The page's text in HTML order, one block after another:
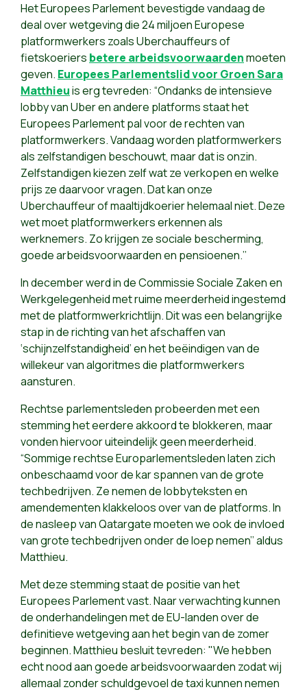
Het Europees Parlement bevestigde vandaag de
deal over wetgeving die 24 miljoen Europese
platformwerkers zoals Uberchauffeurs of
fietskoeriers betere arbeidsvoorwaardenmoeten
geven. Europees Parlementslid voor Groen Sara
Matthieuis erg tevreden: “Ondanks de intensieve
lobby van Uber en andere platforms staat het
Europees Parlement pal voor de rechten van
platformwerkers. Vandaag worden platformwerkers
als zelfstandigen beschouwt, maar dat is onzin.
Zelfstandigen kiezen zelf wat ze verkopen en welke
prijs ze daarvoor vragen. Dat kan onze
Uberchauffeur of maaltijdkoerier helemaal niet. Deze
wet moet platformwerkers erkennen als
werknemers. Zo krijgen ze sociale bescherming,
goede arbeidsvoorwaarden en pensioenen.’’
In december werd in de Commissie Sociale Zaken en
Werkgelegenheid met ruime meerderheid ingestemd
met de platformwerkrichtlijn. Dit was een belangrijke
stap in de richting van het afschaffen van
‘schijnzelfstandigheid’ en het beëindigen van de
willekeur van algoritmes die platformwerkers
aansturen.
Rechtse parlementsleden probeerden met een
stemming het eerdere akkoord te blokkeren, maar
vonden hiervoor uiteindelijk geen meerderheid.
“Sommige rechtse Europarlementsleden laten zich
onbeschaamd voor de kar spannen van de grote
techbedrijven. Ze nemen de lobbyteksten en
amendementen klakkeloos over van de platforms. In
de nasleep van Qatargate moeten we ook de invloed
van grote techbedrijven onder de loep nemen’’ aldus
Matthieu.
Met deze stemming staat de positie van het
Europees Parlement vast. Naar verwachting kunnen
de onderhandelingen met de EU-landen over de
definitieve wetgeving aan het begin van de zomer
beginnen. Matthieu besluit tevreden: "We hebben
echt nood aan goede arbeidsvoorwaarden zodat wij
allemaal zonder schuldgevoel de taxi kunnen nemen